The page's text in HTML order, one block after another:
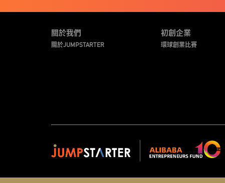
關於我們
關於JUMPSTARTER
初創企業
環球創業比賽